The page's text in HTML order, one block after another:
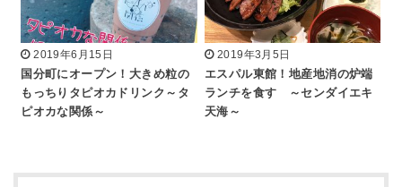
2019年6月15日
国分町にオープン！大きめ粒の
もっちりタピオカドリンク～タ
ピオカな関係～
2019年3月5日
エスパル東館！地産地消の炉端
ランチを食す ～センダイエキ
天海～